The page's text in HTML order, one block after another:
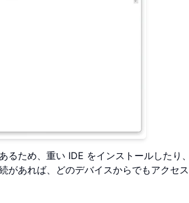
るため、重い IDE をインストールしたり
があれば、どのデバイスからでもアクセ